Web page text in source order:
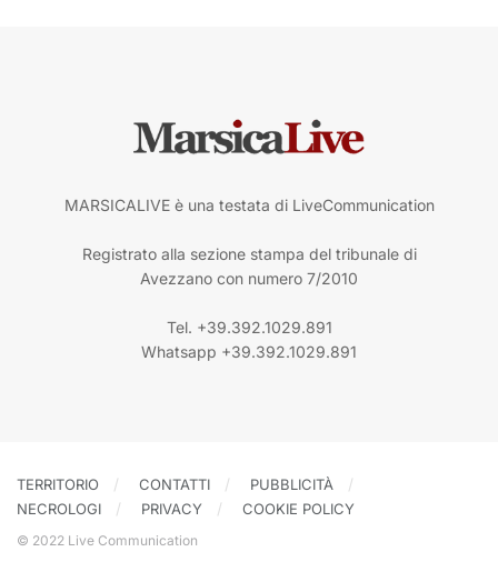
MARSICALIVE è una testata di LiveCommunication
Registrato alla sezione stampa del tribunale di
Avezzano con numero 7/2010
Tel. +39.392.1029.891
Whatsapp +39.392.1029.891
TERRITORIO CONTATTI
PUBBLICITÀ
NECROLOGI
PRIVACY COOKIE POLICY
© 2022 Live Communication